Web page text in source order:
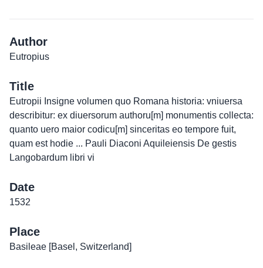
Author
Eutropius
Title
Eutropii Insigne volumen quo Romana historia: vniuersa
describitur: ex diuersorum authoru[m] monumentis collecta:
quanto uero maior codicu[m] sinceritas eo tempore fuit,
quam est hodie ... Pauli Diaconi Aquileiensis De gestis
Langobardum libri vi
Date
1532
Place
Basileae [Basel, Switzerland]